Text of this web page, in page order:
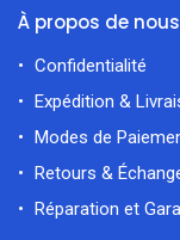
À propos de nous
Confidentialité
Expédition &
Modes de
Retours &
Réparation et